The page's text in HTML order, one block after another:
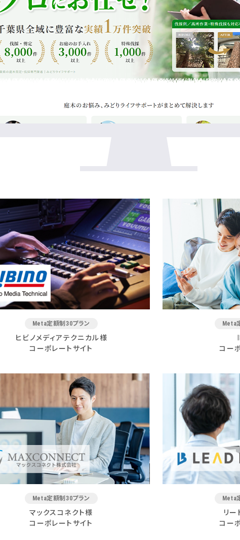
Meta定額制30プラン
ヒビノメディアテクニカル様
コーポレートサイト
Meta
コー
Meta定額制30プラン
マックスコネクト様
コーポレートサイト
Meta
リー
コー